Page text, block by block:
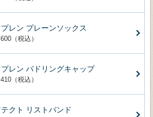
レン プレーンソックス
（税込）
レン パドリングキャップ
（税込）
クト リストバンド